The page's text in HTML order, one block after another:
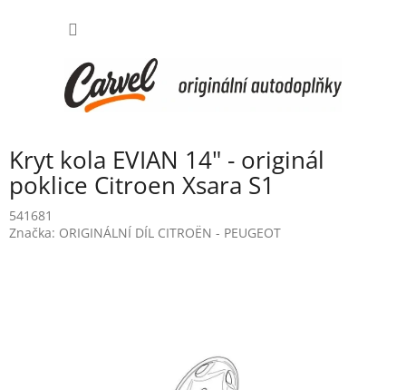
Kryt kola EVIAN 14" - originál
poklice Citroen Xsara S1
541681
Značka: ORIGINÁLNÍ DÍL CITROËN - PEUGEOT